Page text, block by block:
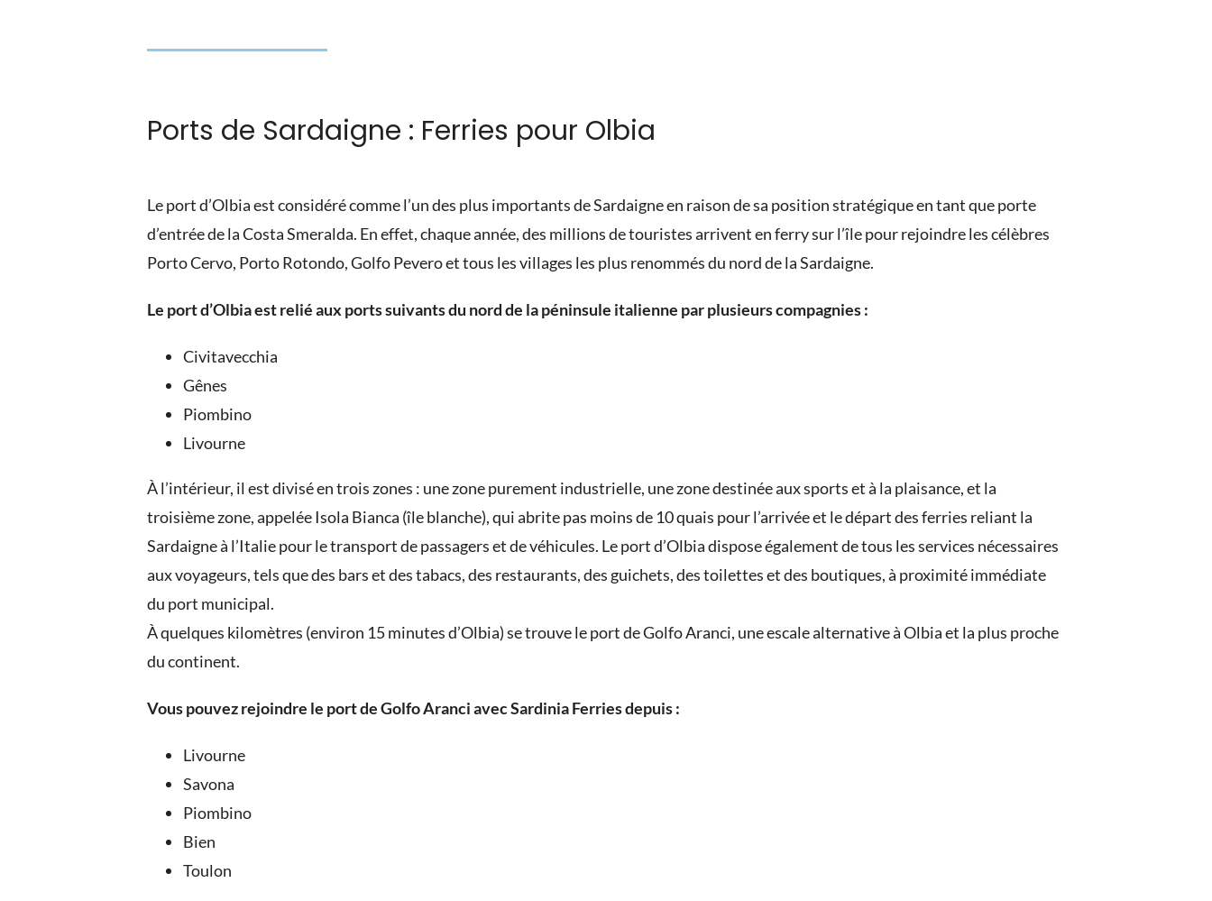
Ports de Sardaigne : Ferries pour Olbia
Le port d’Olbia est considéré comme l’un des plus importants de Sardaigne en raison de sa position stratégique en tant que porte
d’entrée de la Costa Smeralda. En effet, chaque année, des millions de touristes arrivent en ferry sur l’île pour rejoindre les célèbres
Porto Cervo, Porto Rotondo, Golfo Pevero et tous les villages les plus renommés du nord de la Sardaigne.
Le port d’Olbia est relié aux ports suivants du nord de la péninsule italienne par plusieurs compagnies :
Civitavecchia
Gênes
Piombino
Livourne
À l’intérieur, il est divisé en trois zones : une zone purement industrielle, une zone destinée aux sports et à la plaisance, et la
troisième zone, appelée Isola Bianca (île blanche), qui abrite pas moins de 10 quais pour l’arrivée et le départ des ferries reliant la
Sardaigne à l’Italie pour le transport de passagers et de véhicules. Le port d’Olbia dispose également de tous les services nécessaires
aux voyageurs, tels que des bars et des tabacs, des restaurants, des guichets, des toilettes et des boutiques, à proximité immédiate
du port municipal.
À quelques kilomètres (environ 15 minutes d’Olbia) se trouve le port de Golfo Aranci, une escale alternative à Olbia et la plus proche
du continent.
Vous pouvez rejoindre le port de Golfo Aranci avec Sardinia Ferries depuis :
Livourne
Savona
Piombino
Bien
Toulon